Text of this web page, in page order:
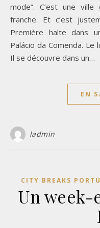
mode”. C’est une
franche. Et c’est
Première halte dans
Palácio da Comenda. Le
Il se découvre dans un…
EN
ladmin
CITY BREAKS
Un week-